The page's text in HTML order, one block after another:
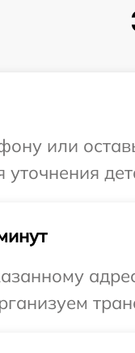
или